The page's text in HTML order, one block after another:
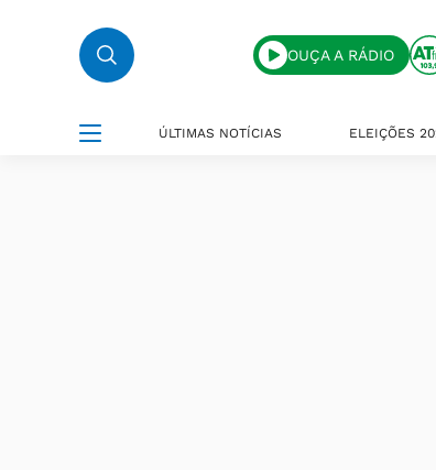
OUÇA A RÁDIO
ÚLTIMAS NOTÍCIAS ELEIÇÕES